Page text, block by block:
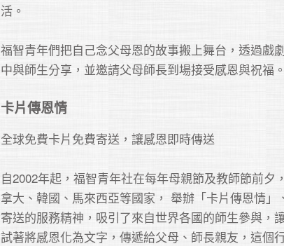
活。
福智青年們把自己念父母恩的故事搬上舞台，透過戲
卡片傳恩情
全球免費卡片免費寄送，讓感恩即時傳送
自2002年起，福智青年社在每年母親節及教師節前夕
拿大、韓國、馬來西亞等國家， 舉辦「卡片傳恩情
寄送的服務精神，吸引了來自世界各國的師生參與，
試著將感恩化為文字，傳遞給父母、師長親友，這個